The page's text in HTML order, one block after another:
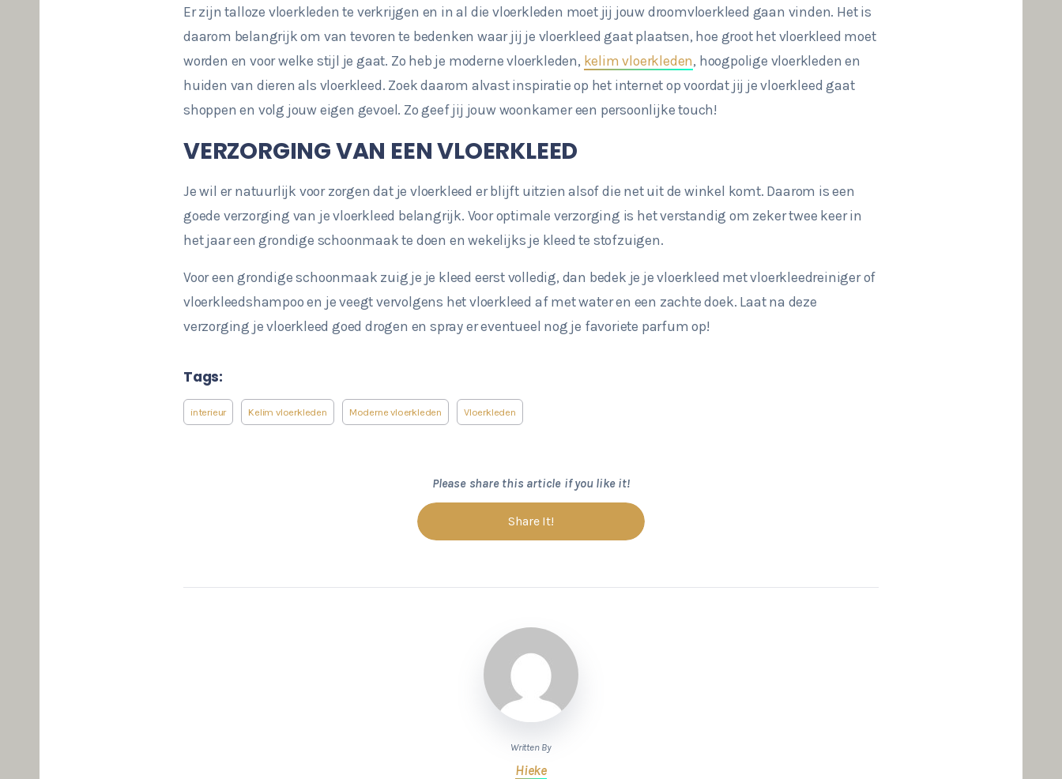
Er zijn talloze vloerkleden te verkrijgen en in al die vloerkleden moet jij jouw droomvloerkleed gaan vinden. Het is
daarom belangrijk om van tevoren te bedenken waar jij je vloerkleed gaat plaatsen, hoe groot het vloerkleed moet
worden en voor welke stijl je gaat. Zo heb je moderne vloerkleden, kelim vloerkleden, hoogpolige vloerkleden en
huiden van dieren als vloerkleed. Zoek daarom alvast inspiratie op het internet op voordat jij je vloerkleed gaat
shoppen en volg jouw eigen gevoel. Zo geef jij jouw woonkamer een persoonlijke touch!
VERZORGING VAN EEN VLOERKLEED
Je wil er natuurlijk voor zorgen dat je vloerkleed er blijft uitzien alsof die net uit de winkel komt. Daarom is een
goede verzorging van je vloerkleed belangrijk. Voor optimale verzorging is het verstandig om zeker twee keer in
het jaar een grondige schoonmaak te doen en wekelijks je kleed te stofzuigen.
Voor een grondige schoonmaak zuig je je kleed eerst volledig, dan bedek je je vloerkleed met vloerkleedreiniger of
vloerkleedshampoo en je veegt vervolgens het vloerkleed af met water en een zachte doek. Laat na deze
verzorging je vloerkleed goed drogen en spray er eventueel nog je favoriete parfum op!
Tags:
interieur Kelim vloerkleden Moderne vloerkleden Vloerkleden
Please share this article if you like it!
Share It!
Written By
Hieke